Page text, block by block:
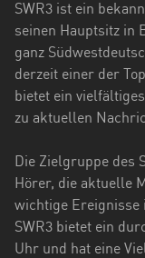
Niedersachsen
Nordrhein-
Westfalen
Rheinland-
Pfalz
Saarland
Sachsen
SWR3 ist ein
seinen Hauptsitz in
ganz
derzeit einer der
bietet ein
zu aktuellen
Die Zielgruppe des
Hörer, die aktuelle
wichtige Ereignisse
SWR3 bietet ein
Uhr und hat eine